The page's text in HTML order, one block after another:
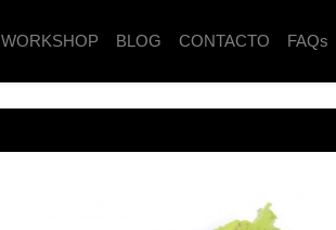
WORKSHOP BLOG CONTACTO FAQs